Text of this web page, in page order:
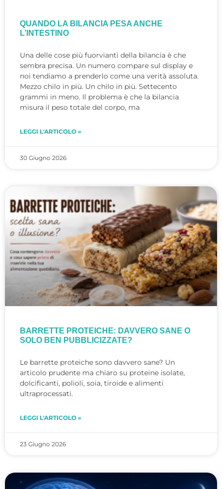
QUANDO LA BILANCIA PESA ANCHE
L’INTESTINO
Una delle cose più fuorvianti della bilancia è che
sembra precisa. Un numero compare sul display e
noi tendiamo a prenderlo come una verità assoluta.
Mezzo chilo in più. Un chilo in più. Settecento
grammi in meno. Il problema è che la bilancia
misura il peso totale del corpo, ma
LEGGI L'ARTICOLO »
30 Giugno 2026
BARRETTE PROTEICHE: DAVVERO SANE O
SOLO BEN PUBBLICIZZATE?
Le barrette proteiche sono davvero sane? Un
articolo prudente ma chiaro su proteine isolate,
dolcificanti, polioli, soia, tiroide e alimenti
ultraprocessati.
LEGGI L'ARTICOLO »
23 Giugno 2026